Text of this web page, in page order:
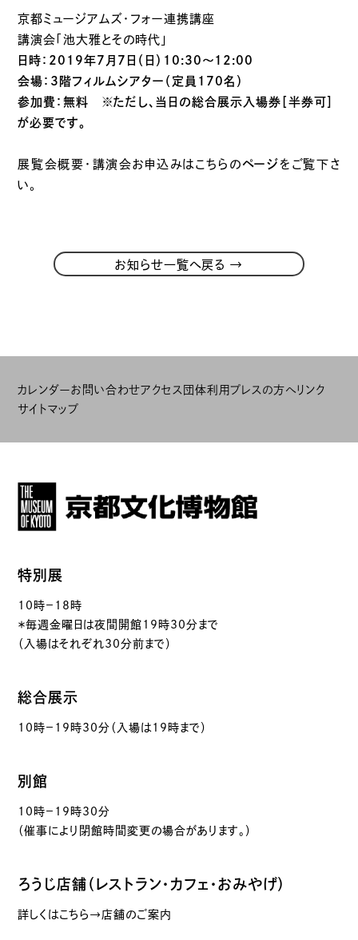
京都ミュージアムズ・フォー連携講座
講演会「池大雅とその時代」
日時：2019年7月7日（日）10:30～12:00
会場：3階フィルムシアター（定員170名）
参加費：無料 ※ただし、当日の総合展示入場券［半券可］
が必要です。
展覧会概要・講演会お申込みはこちらの ページ をご覧下さ
い。
お知らせ一覧へ戻る →
カレンダーお問い合わせアクセス 団体利用 プレスの方へリンク
サイトマップ
特別展
10時－18時
＊毎週金曜日は夜間開館19時30分まで
（入場はそれぞれ30分前まで）
総合展示
10時－19時30分（入場は19時まで）
別館
10時－19時30分
（催事により閉館時間変更の場合があります。）
ろうじ店舗（レストラン・カフェ・おみやげ）
詳しくはこちら→店舗のご案内